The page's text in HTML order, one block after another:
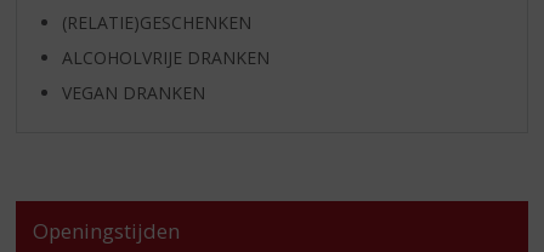
(RELATIE)GESCHENKEN
ALCOHOLVRIJE DRANKEN
VEGAN DRANKEN
Openingstijden